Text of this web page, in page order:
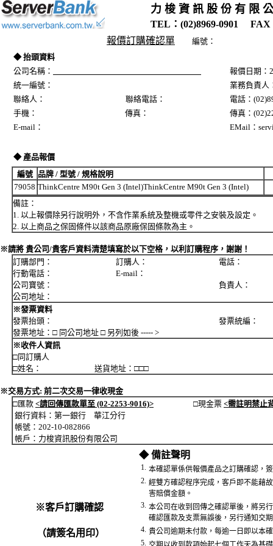
力 梭 資 訊 股 份 有 限
TEL：(02)8969-0901 FAX
報價訂購確認單
編號：
◆ 抬頭資料
公司名稱：
報價日期
統一編號：
業務負責人
聯絡人： 聯絡電話：
電話：
手機： 傳真：
傳真：
E-mail：
EMail：
◆ 產品報價
編號
品牌 / 型號 / 規格說明
79058 ThinkCentre M90t Gen 3 (Intel)ThinkCentre M90t Gen 3 (Intel)
備註：
1. 以上報價除另行說明外，不含作業系統及整機或零件之安裝及設定。
2. 以上商品之保固條件以該商品原廠保固條款為主。
※請將 貴公司/貴客戶資料清楚填寫於以下空格，以利訂購程序，謝謝！
訂購部門： 訂購人： 電話：
行動電話： E-mail：
公司寶號： 負責人：
公司地址：
※發票資料
發票抬頭： 發票統編：
發票地址：□ 同公司地址 □ 另列如後 ----- >
※收件人資訊
□同訂購人
□姓名： 送貨地址：□□□
※交易方式: 前二次交易一律收現金
□匯款 <請回傳匯款單至 (02-2253-9016)> □現金票 <需註明禁止
銀行資料：第一銀行 華江分行
帳號：202-10-082866
帳戶：力梭資訊股份有限公司
※客戶訂購確認
（請簽名用印）
◆ 備註聲明
1. 本確認單係供報價產品之訂購確認，
2. 經雙方確認程序完成，客戶即不能藉
害賠償金額。
3. 本公司在收到回傳之確認單後，將另
確認匯款及支票無誤後，另行通知交
4. 貴公司逾期未付款，每逾一日即以本
5.